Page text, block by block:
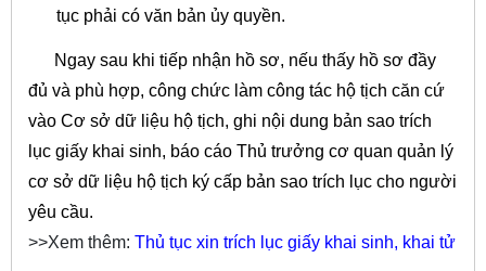
tục phải có văn bản ủy quyền.
Ngay sau khi tiếp nhận hồ sơ, nếu thấy hồ sơ đầy
đủ và phù hợp, công chức làm công tác hộ tịch căn cứ
vào Cơ sở dữ liệu hộ tịch, ghi nội dung bản sao trích
lục giấy khai sinh, báo cáo Thủ trưởng cơ quan quản lý
cơ sở dữ liệu hộ tịch ký cấp bản sao trích lục cho người
yêu cầu.
>>Xem thêm: Thủ tục xin trích lục giấy khai sinh, khai tử